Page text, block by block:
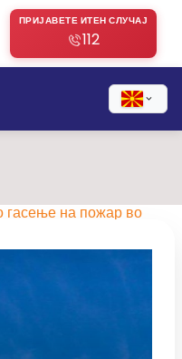
ПРИЈАВЕТЕ ИТЕН СЛУЧАЈ
112
гасење на пожар во